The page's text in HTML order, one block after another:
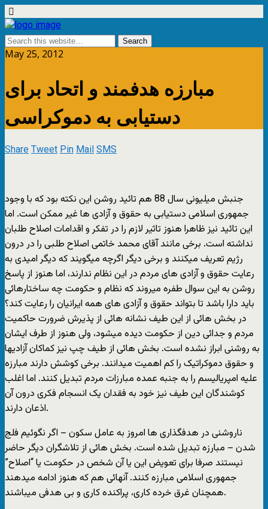
May 25, 2012
مبارزه هدفمند و اتحاد برای
دستیابی به دموکراسی
ShareTweetPinMailSMS
جنبش میلیونی سال 88 هم تائید روشن این نکته بود که با وجود
جمهوری اسلامی دستیابی به حقوق و آزادی ها غیر ممکن است. اما
این تائید نیز ظاهرا هنوز تاثیر لازم را در تفکر و اقدامات اصلاح طلبان
نداشته است. برخی مانند آقای محمد خاتمی اصلاح طلبی را در درون
رژیم تعریف میکنند و برخی دیگر اگرچه میگویند که دیگر امیدی به
رعایت حقوق و آزادی های مردم در این نظام ندارند، اما هنوز از پاسخ
روشن به این سوال طفره میروند که نظام و حکومت چه ساختارهائی
باید دارا باشد تا بتواند حقوق و آزادی های همه ایرانیان را رعایت کند؟
در بخش هائی از این طیف نشانه هائی از پذیرش ضرورت حاکمیت
مردم و جدائی دین از حکومت دیده میشود، ولی هنوز از طرف ایشان
به روشنی ابراز نشده است. بخش هائی از طیف چپ نیز کماکان آزادیها
و حقوق دموکراتیک را کم اهمیت میدانند. برخی کوشش دارند مبارزه
علیه امپریالیسم را به جنبه عمده مبارزات مردم تبدیل کنند. اما اغلب
کوشندگان این طیف نیز خود به فقدان یک انسجام فکری درون آن
اذعان دارند.
ناروشنی در هدفگذاری ها امروز به عامل سکون – اگر نگوئیم فلج
شدن – مبارزه تبدیل شده است. بخش هائی از تلاشگران دیگر حاضر
نیستند صرفا برای تعویض این یا آن شخص در حکومت یا “اصلاح”
جمهوری اسلامی مبارزه کنند. آنهائی هم که هنوز ادامه میدهند
همچنان غرق خرده کاری، پراکنده کاری و بی هدفی میباشند.